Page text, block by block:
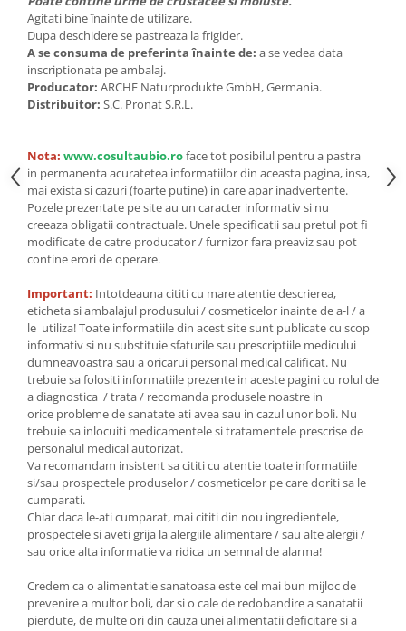
Mixuri, condimente si mirodenii
Mixuri
Condimente
Mirodenii
Pesto Bio
Semipreparate
Specialitati si produse asiatice
Agitati bine înainte de utilizare.
Dupa deschidere se pastreaza la frigider.
A se consuma de preferinta înainte de: a se vedea data
inscriptionata pe ambalaj.
Producator: ARCHE Naturprodukte GmbH, Germania.
Distribuitor: S.C. Pronat S.R.L.
Nota: www.cosultaubio.roface tot posibilul pentru a pastra
in permanenta acuratetea informatiilor din aceasta pagina, insa,
mai exista si cazuri (foarte putine) in care apar inadvertente.
Pozele prezentate pe site au un caracter informativ si nu
creeaza obligatii contractuale. Unele specificatii sau pretul pot fi
modificate de catre producator / furnizor fara preaviz sau pot
contine erori de operare.
Important: Intotdeauna cititi cu mare atentie descrierea,
eticheta si ambalajul produsului / cosmeticelor inainte de a-l / a
le utiliza! Toate informatiile din acest site sunt publicate cu scop
informativ si nu substituie sfaturile sau prescriptiile medicului
dumneavoastra sau a oricarui personal medical calificat. Nu
trebuie sa folositi informatiile prezente in aceste pagini cu rolul de
a diagnostica / trata / recomanda produsele noastre in
orice probleme de sanatate ati avea sau in cazul unor boli. Nu
trebuie sa inlocuiti medicamentele si tratamentele prescrise de
personalul medical autorizat.
Va recomandam insistent sa cititi cu atentie toate informatiile
si/sau prospectele produselor / cosmeticelor pe care doriti sa le
cumparati.
Chiar daca le-ati cumparat, mai cititi din nou ingredientele,
prospectele si aveti grija la alergiile alimentare / sau alte alergii /
sau orice alta informatie va ridica un semnal de alarma!
Credem ca o alimentatie sanatoasa este cel mai bun mijloc de
prevenire a multor boli, dar si o cale de redobandire a sanatatii
pierdute, de multe ori din cauza unei alimentatii deficitare si a